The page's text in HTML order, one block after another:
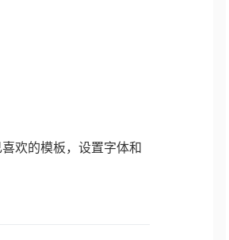
欢的模板，设置字体和